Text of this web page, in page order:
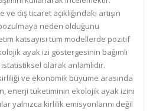
dış ticaret açıklığındaki artışın
neden olduğunu
katsayısı tüm modellerde pozitif
ayak izi göstergesinin bağımlı
olarak anlamlıdır.
ve ekonomik büyüme arasında
enerji tüketiminin ekolojik ayak izini
yalnızca kirlilik emisyonlarını değil